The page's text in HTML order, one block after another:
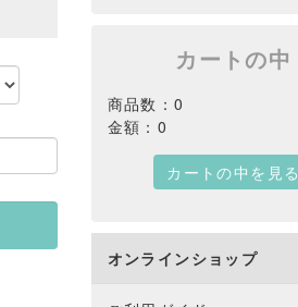
カートの中
商品数：0
金額：0
カートの中を見る
オンラインショップ